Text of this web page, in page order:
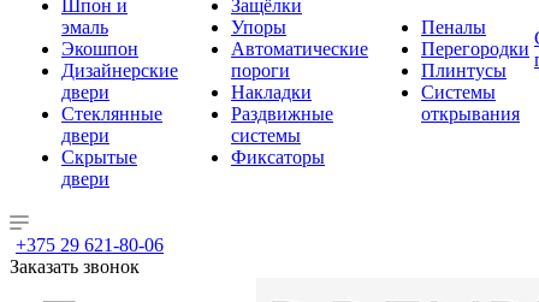
Шпон и
эмаль
Экошпон
Дизайнерские
двери
Стеклянные
двери
Скрытые
двери
Защёлки
Упоры
Автоматические
пороги
Накладки
Раздвижные
системы
Фиксаторы
Пеналы
Перегородки
Плинтусы
Системы
открывания
+375 29 621-80-06
Заказать звонок